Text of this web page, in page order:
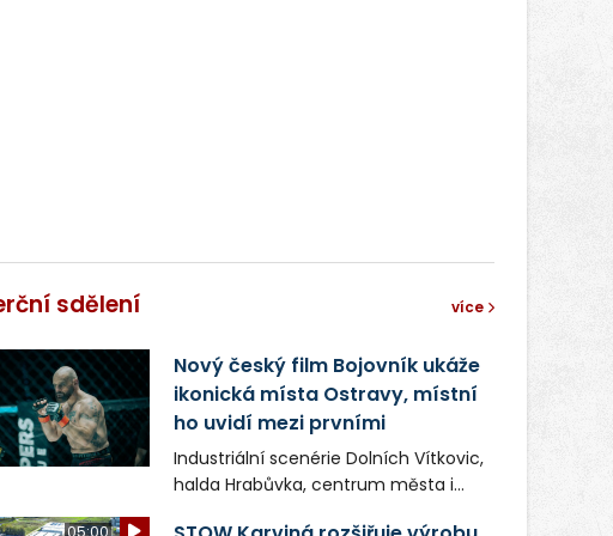
sdělení více
Nový český film Bojovník ukáže
ikonická místa Ostravy, místní
ho uvidí mezi prvními
Industriální scenérie Dolních Vítkovic,
halda Hrabůvka, centrum města i
05:00